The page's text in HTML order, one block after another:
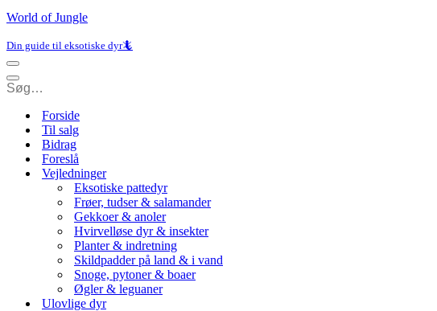
World of Jungle
Din guide til eksotiske dyr🦎
Navigation
menu
Navigation
menu
Forside
Til salg
Bidrag
Foreslå
Vejledninger
Eksotiske pattedyr
Frøer, tudser & salamander
Gekkoer & anoler
Hvirvelløse dyr & insekter
Planter & indretning
Skildpadder på land & i vand
Snoge, pytoner & boaer
Øgler & leguaner
Ulovlige dyr